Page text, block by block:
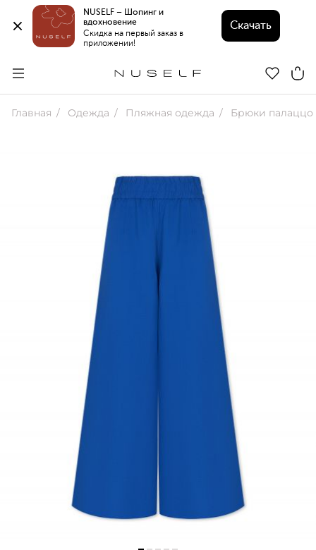
NUSELF – Шопинг и
вдохновение
Скидка на первый заказ в
приложении!
Скачать
Главная Одежда Пляжная одежда Брюки палаццо